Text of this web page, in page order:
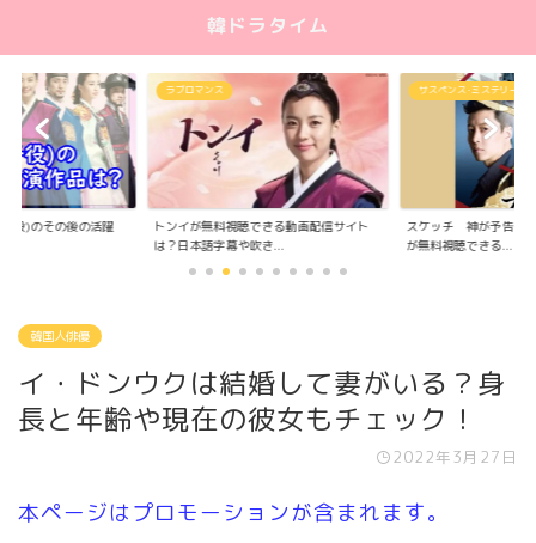
韓ドラタイム
役)のその後の活躍
ラブロマンス
トンイが無料視聴できる動画配信サイト
は？日本語字幕や吹き...
サスペンス･ミステリー
スケッチ 神が予告し
が無料視聴できる...
韓国人俳優
イ・ドンウクは結婚して妻がいる？身
長と年齢や現在の彼女もチェック！
2022年3月27日
本ページはプロモーションが含まれます。